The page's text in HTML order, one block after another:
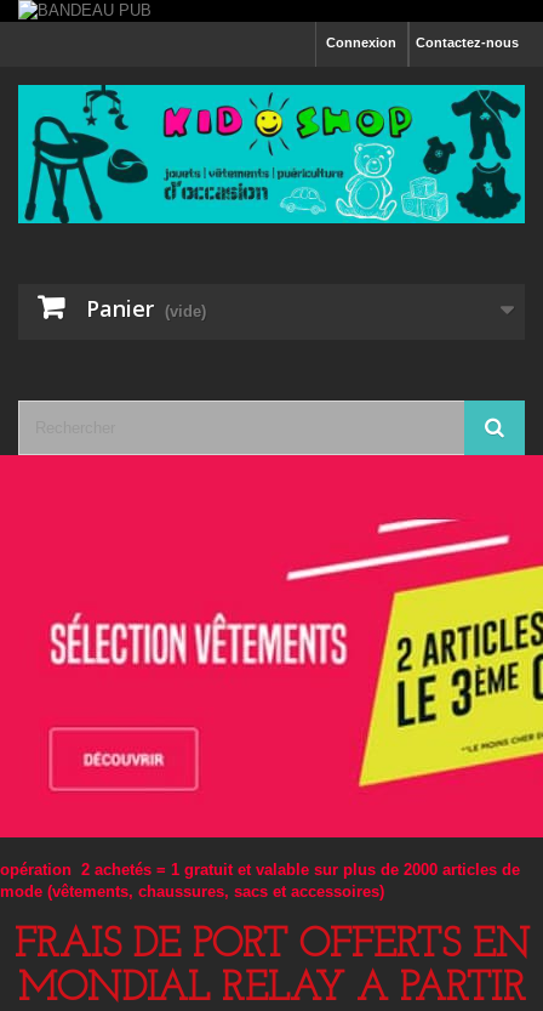
Contactez-nous
Connexion
Panier (vide)
opération 2 achetés = 1 gratuit et valable sur plus de 2000 articles de
mode (vêtements, chaussures, sacs et accessoires)
FRAIS DE PORT OFFERTS EN
MONDIAL RELAY A PARTIR